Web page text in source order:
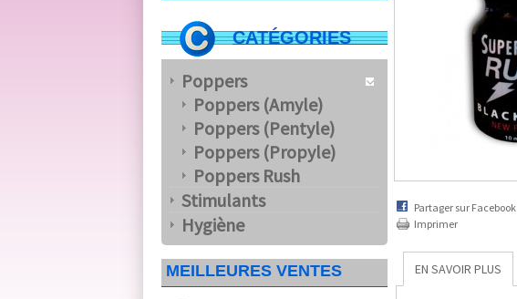
Partager sur Facebook
Imprimer
EN SAVOIR PLUS
CATÉGORIES
Poppers
Poppers (Amyle)
Poppers (Pentyle)
Poppers (Propyle)
Poppers Rush
Stimulants
Hygiène
MEILLEURES VENTES